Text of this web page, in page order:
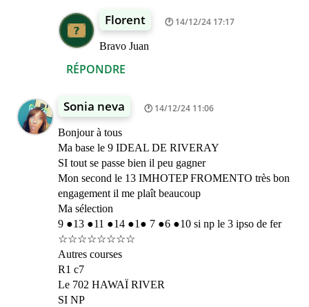
RÉPONDRE
Florent 14/12/24 17:17
Bravo Juan
Sonia neva 14/12/24 11:06
Bonjour à tous
Ma base le 9 IDEAL DE RIVERAY
SI tout se passe bien il peu gagner
Mon second le 13 IMHOTEP FROMENTO très bon
engagement il me plaît beaucoup
Ma sélection
9 ●13 ●11 ●14 ●1● 7 ●6 ●10 si np le 3 ipso de fer
☆☆☆☆☆☆☆☆
Autres courses
R1 c7
Le 702 HAWAÏ RIVER
SI NP